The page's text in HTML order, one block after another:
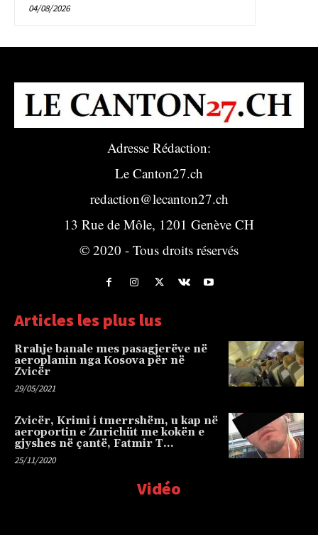
04/08/2026
Adresse Rédaction:
Le Canton27.ch
redaction@lecanton27.ch
13 Rue de Môle, 1201 Genève CH
© 2020 - Tous droits réservés
Articles les plus lus
Rrahje banale mes pasagjerëve në
aeroplanin nga Kosova për në
Zvicër
29/05/2021
Zvicër, Krimi i tmerrshëm, u kap në
aeroportin e Zurichüt me kokën e
gjyshes në çantë, Fatmir T…
25/11/2020
Vidéo